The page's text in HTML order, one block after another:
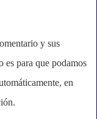
y sus
es para que podamos
en